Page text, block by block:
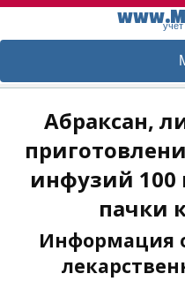
учет
Абраксан,
инфузий 100
пачки
Информация